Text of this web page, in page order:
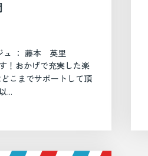
ュ ： 藤本 英里
！おかげで充実した楽
こまでサポートして頂
...